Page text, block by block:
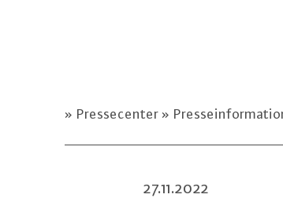
Pressecenter
27.11.2022